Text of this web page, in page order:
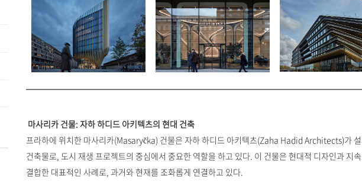
마사리카 건물: 자하 하디드 아키텍츠의 현대 건축
프라하에 위치한 마사리카(Masaryčka) 건물은 자하 하디드 아키텍츠(Zaha Hadid Architects)가
건축물로, 도시 재생 프로젝트의 중심에서 중요한 역할을 하고 있다. 이 건물은 현대적 디자인과 지
결합한 대표적인 사례로, 과거와 현재를 조화롭게 연결하고 있다.